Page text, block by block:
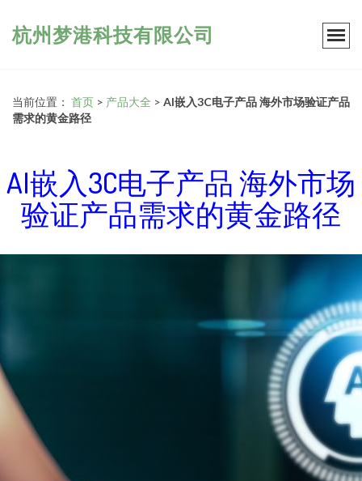
杭州梦港科技有限公司
当前位置： 首页 > 产品大全 > AI嵌入3C电子产品 海外市场验证产品
需求的黄金路径
AI嵌入3C电子产品 海外市场
验证产品需求的黄金路径